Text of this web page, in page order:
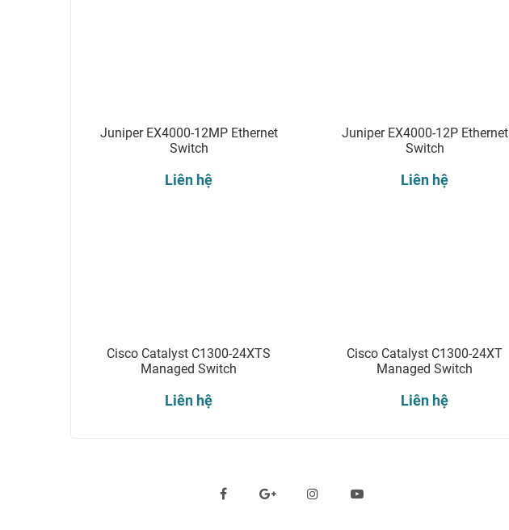
Juniper EX4000-12MP Ethernet
Switch
Liên hệ
Juniper EX4000-12P Ethernet
Switch
Liên hệ
Cisco Catalyst C1300-24XTS
Managed Switch
Liên hệ
Cisco Catalyst C1300-24XT
Managed Switch
Liên hệ